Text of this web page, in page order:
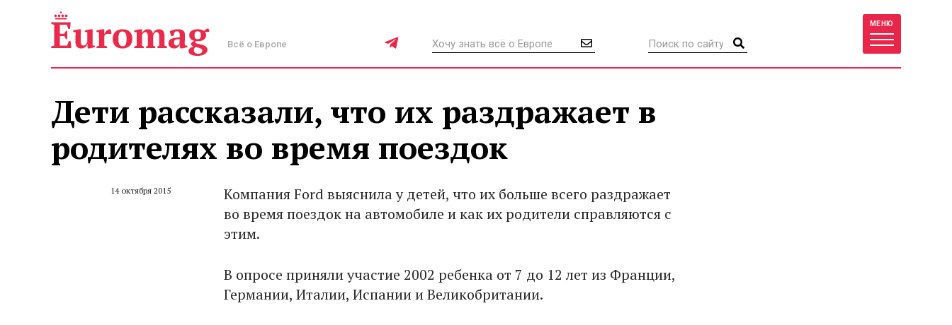
Всё о Европе
МЕНЮ
Дети рассказали, что их раздражает в
родителях во время поездок
14 октября 2015
Компания Ford выяснила у детей, что их больше всего раздражает
во время поездок на автомобиле и как их родители справляются с
этим.
В опросе приняли участие 2002 ребенка от 7 до 12 лет из Франции,
Германии, Италии, Испании и Великобритании.